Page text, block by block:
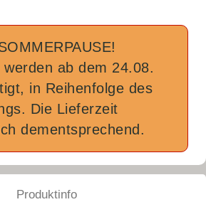
werden ab dem 24.08.
in Reihenfolge des
Die Lieferzeit
dementsprechend.
Produktinfo